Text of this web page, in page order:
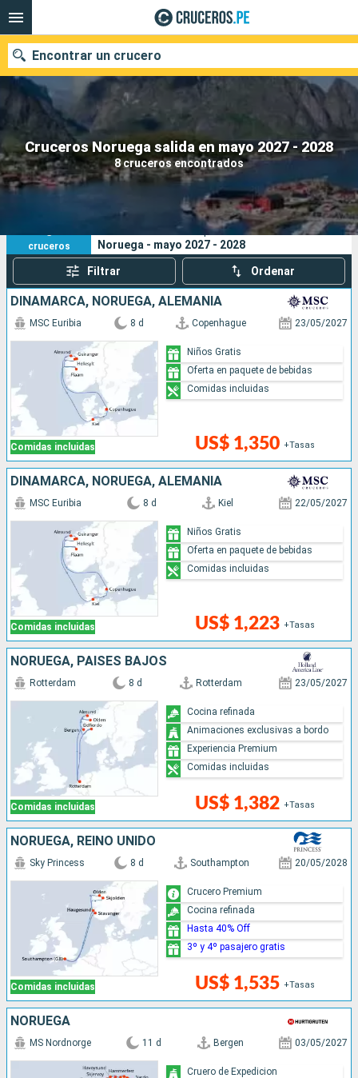
Cruceros Noruega salida en mayo 2027 - 2028
8 cruceros encontrados
Encontrar un crucero
Nuestros destinos
Fecha de salida
Compañías
Buscar
8
cruceros
Sus criterios de búsqueda:
Noruega - mayo 2027 - 2028
Filtrar Ordenar
DINAMARCA, NORUEGA, ALEMANIA
Comidas incluidas
MSC Euribia 8 d Copenhague 23/05/2027
US$ 1,350 +Tasas
Niños Gratis
Oferta en paquete de bebidas
Comidas incluidas
DINAMARCA, NORUEGA, ALEMANIA
Comidas incluidas
MSC Euribia 8 d Kiel 22/05/2027
US$ 1,223 +Tasas
Niños Gratis
Oferta en paquete de bebidas
Comidas incluidas
NORUEGA, PAISES BAJOS
Comidas incluidas
Rotterdam 8 d Rotterdam 23/05/2027
US$ 1,382 +Tasas
Cocina refinada
Animaciones exclusivas a bordo
Experiencia Premium
Comidas incluidas
NORUEGA, REINO UNIDO
Comidas incluidas
Sky Princess 8 d Southampton 20/05/2028
US$ 1,535 +Tasas
Crucero Premium
Cocina refinada
Hasta 40% Off
3º y 4º pasajero gratis
NORUEGA
MS Nordnorge 11 d Bergen 03/05/2027
Cruero de Expedicion